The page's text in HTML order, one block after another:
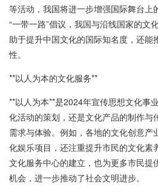
等活动，我国将进一步增强国际舞台上
“一带一路”倡议，我国与沿线国家的文
助于提升中国文化的国际知名度，还能
性。
**以人为本的文化服务**
**以人为本**是2024年宣传思想文化事
化活动的策划，还是文化产品的制作与
需求与体验。例如，各地的文化创意产
化娱乐项目，还注重提升市民的文化素
文化服务中心的建立，也为更多市民提
机会，进一步推动了社会文明进步。